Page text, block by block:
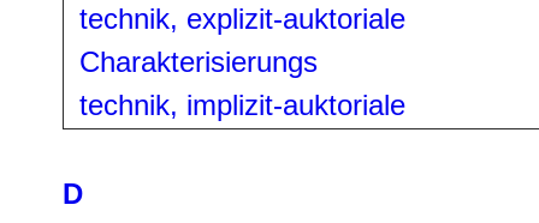
technik, explizit-auktoriale
Charakterisierungs
technik, implizit-auktoriale
D